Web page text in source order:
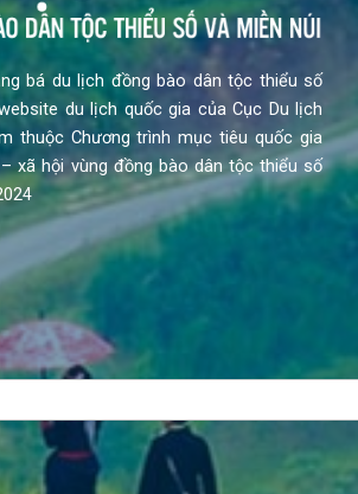
bá du lịch đồng bào dân tộc thiểu số
du lịch quốc gia của Cục Du lịch
thuộc Chương trình mục tiêu quốc gia
xã hội vùng đồng bào dân tộc thiểu số